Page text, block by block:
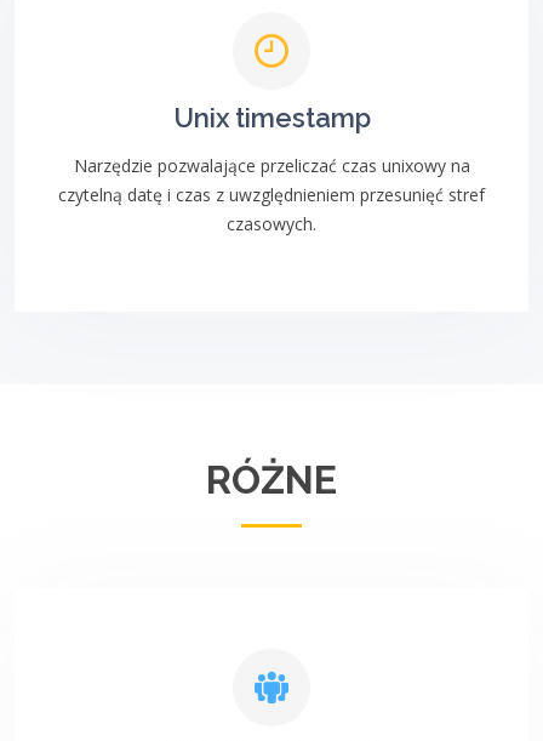
Unix timestamp
Narzędzie pozwalające przeliczać czas unixowy na
czytelną datę i czas z uwzględnieniem przesunięć stref
czasowych.
RÓŻNE